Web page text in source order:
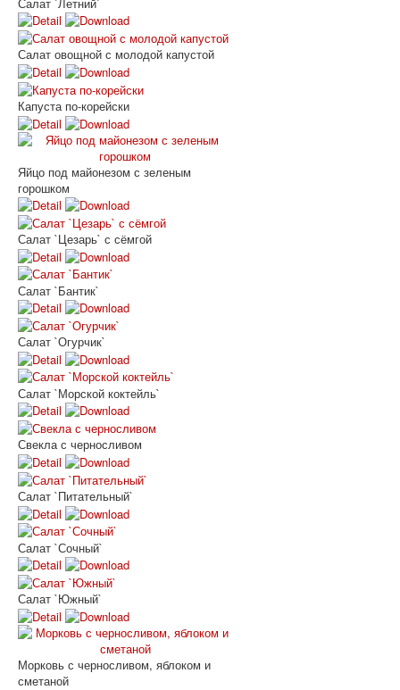
Салат овощной с молодой капустой
Капуста по-корейски
Яйцо под майонезом с зеленым
горошком
Салат `Цезарь` с сёмгой
Салат `Бантик`
Салат `Огурчик`
Салат `Морской коктейль`
Свекла с черносливом
Салат `Питательный`
Салат `Сочный`
Салат `Южный`
Морковь с черносливом, яблоком и
сметаной